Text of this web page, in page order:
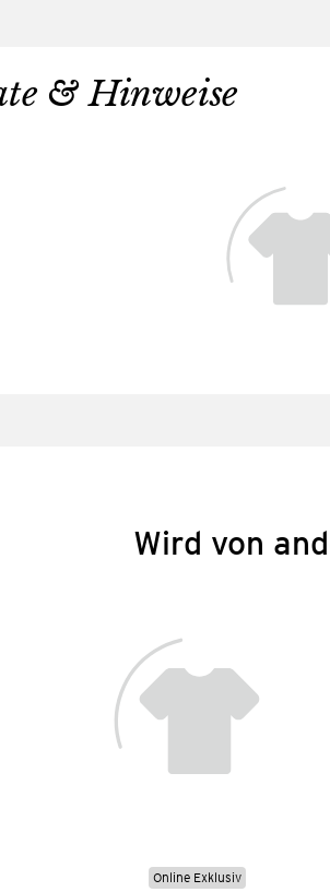
& Hinweise
Wird von
Online Exklusiv